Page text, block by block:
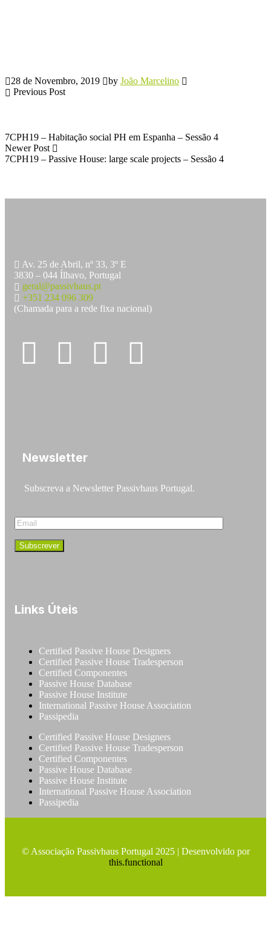
28 de Novembro, 2019 by João Marcelino
Previous Post
7CPH19 – Habitação social PH em Espanha – Sessão 4
Newer Post
7CPH19 – Passive House: large scale projects – Sessão 4
Av. 25 de Abril, nº 33, 3º E
3830 – 044 Ílhavo, Portugal
geral@passivhaus.pt
+351 234 096 309
(Chamada para a rede fixa nacional)
Newsletter
Subscreva a Newsletter Passivhaus Portugal.
Links Úteis
Certified Passive House Designers
Certified Passive House Tradesperson
Certified Componentes
Passive House Database
Passive House Institute
International Passive House Association
Passipedia
Certified Passive House Designers
Certified Passive House Tradesperson
Certified Componentes
Passive House Database
Passive House Institute
International Passive House Association
Passipedia
© Associação Passivhaus Portugal 2025 | Desenvolvido por
this.functional